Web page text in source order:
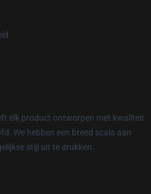
elk product ontworpen met kwaliteit
We hebben een breed scala aan
stijl uit te drukken.